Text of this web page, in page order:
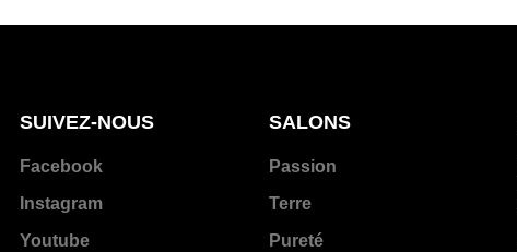
SUIVEZ-NOUS
Facebook
Instagram
Youtube
SALONS
Passion
Terre
Pureté